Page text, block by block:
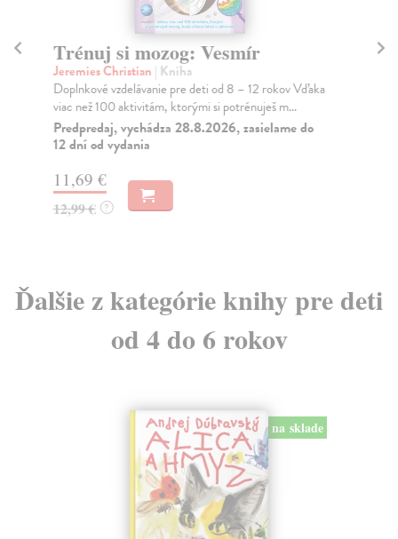
Trénuj si mozog: Vesmír
Jeremies Christian | Kniha
Doplnkové vzdelávanie pre deti od 8 – 12 rokov Vďaka
viac než 100 aktivitám, ktorými si potrénuješ m...
Predpredaj, vychádza 28.8.2026, zasielame do
12 dní od vydania
11,69 €
12,99 € ?
Ďalšie z kategórie knihy pre deti
od 4 do 6 rokov
na sklade